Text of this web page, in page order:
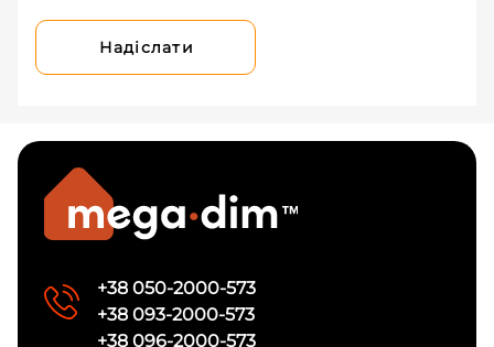
Надіслати
+38 050-2000-573
+38 093-2000-573
+38 096-2000-573